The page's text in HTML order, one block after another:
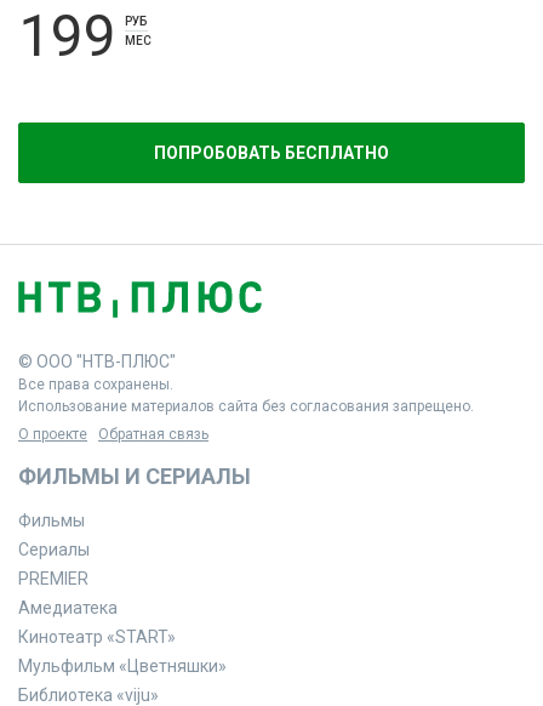
199
РУБ
МЕС
ПОПРОБОВАТЬ БЕСПЛАТНО
© ООО "НТВ-ПЛЮС"
Все права сохранены.
Использование материалов сайта без согласования запрещено.
О проекте
Обратная связь
ФИЛЬМЫ И СЕРИАЛЫ
Фильмы
Сериалы
PREMIER
Амедиатека
Кинотеатр «START»
Мульфильм «Цветняшки»
Библиотека «viju»